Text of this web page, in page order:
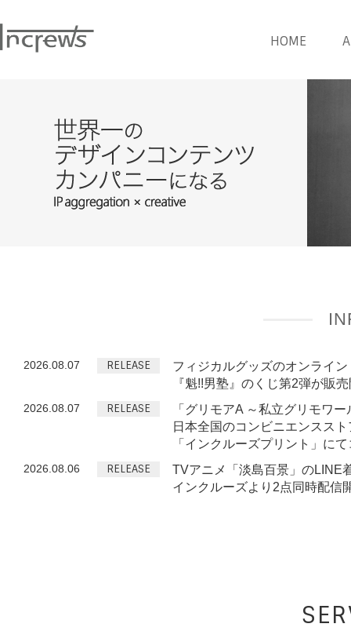
HOME
2026.08.07 RELEASE
フィジカルグッズのオンライ
『魁!!男塾』のくじ第2弾が販
2026.08.07 RELEASE
「グリモアA ～私立グリモワ
日本全国のコンビニエンスス
「インクルーズプリント」に
2026.08.06 RELEASE
TVアニメ「淡島百景」のLINE
インクルーズより2点同時配信